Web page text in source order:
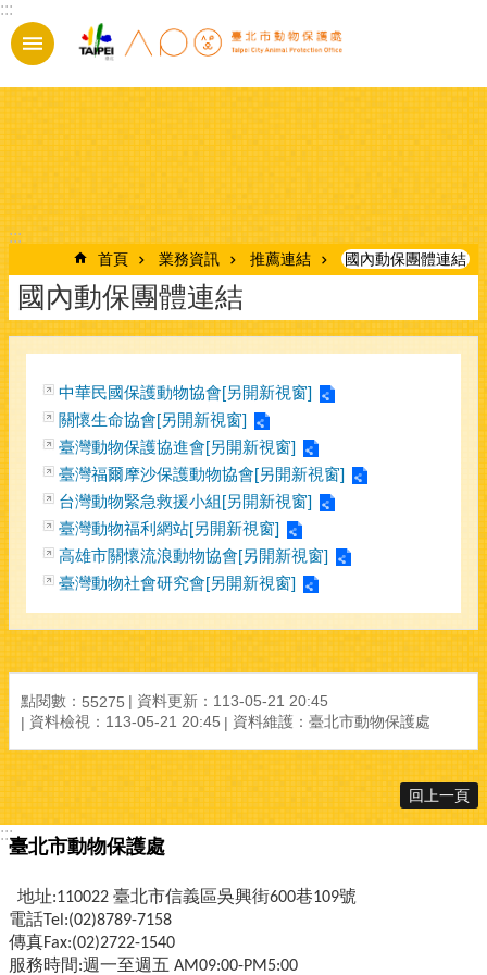
跳到主要內容區塊
:::
:::
首頁 業務資訊 推薦連結 國內動保團體連結
國內動保團體連結
中華民國保護動物協會[另開新視窗]
關懷生命協會[另開新視窗]
臺灣動物保護協進會[另開新視窗]
臺灣福爾摩沙保護動物協會[另開新視窗]
台灣動物緊急救援小組[另開新視窗]
臺灣動物福利網站[另開新視窗]
高雄市關懷流浪動物協會[另開新視窗]
臺灣動物社會研究會[另開新視窗]
點閱數： 55275 資料更新： 113-05-21 20:45
資料檢視： 113-05-21 20:45 資料維護： 臺北市動物保護處
回上一頁
:::
臺北市動物保護處
地址:110022 臺北市信義區吳興街600巷109號
電話Tel:(02)8789-7158
傳真Fax:(02)2722-1540
服務時間:週一至週五 AM09:00-PM5:00